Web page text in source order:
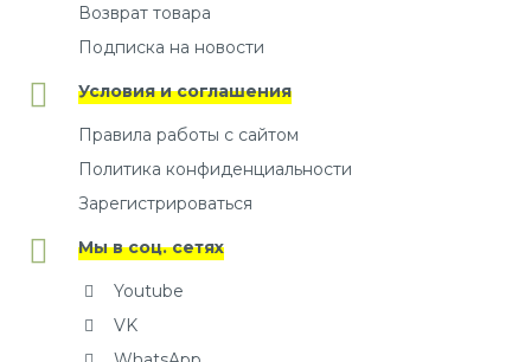
Возврат товара
Подписка на новости
Условия и соглашения
Правила работы с сайтом
Политика конфиденциальности
Зарегистрироваться
Мы в соц. сетях
Youtube
VK